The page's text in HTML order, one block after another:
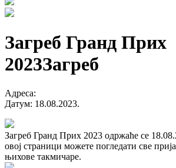
Загреб Гранд Приx
2023Загреб
Адреса:
Датум: 18.08.2023.
Загреб Гранд Приx 2023 одржаће се
овој страници можете погледати све
њихове такмичаре.